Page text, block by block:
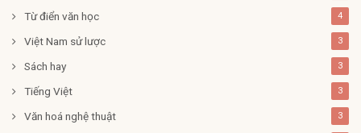
Từ điển văn học 4
Việt Nam sử lược 3
Sách hay 3
Tiếng Việt 3
Văn hoá nghệ thuật 3